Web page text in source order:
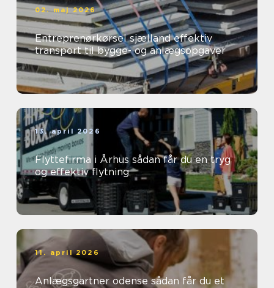
02. maj 2026
Entreprenørkørsel sjælland effektiv
transport til bygge- og anlægsopgaver
13. april 2026
Flyttefirma i Århus sådan får du en tryg
og effektiv flytning
11. april 2026
Anlægsgartner odense sådan får du et